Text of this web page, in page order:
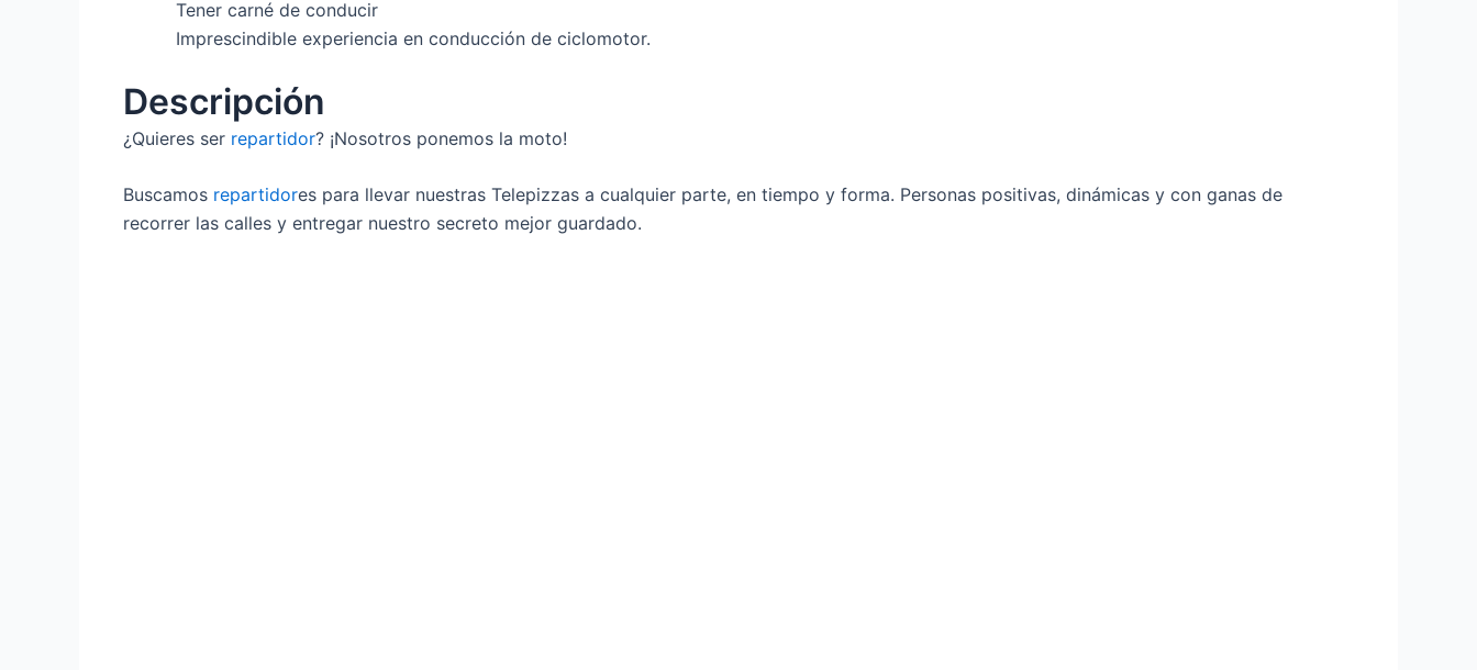
Tener carné de conducir
Imprescindible experiencia en conducción de ciclomotor.
Descripción
¿Quieres ser repartidor? ¡Nosotros ponemos la moto!
Buscamos repartidores para llevar nuestras Telepizzas a cualquier parte, en tiempo y forma. Personas positivas, dinámicas y con ganas de
recorrer las calles y entregar nuestro secreto mejor guardado.